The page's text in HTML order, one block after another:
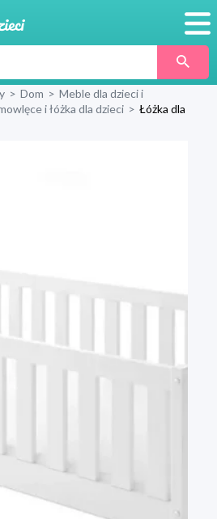
Produkty
> Dom > Meble dla dzieci i
i łóżka dla dzieci > Łóżka dla